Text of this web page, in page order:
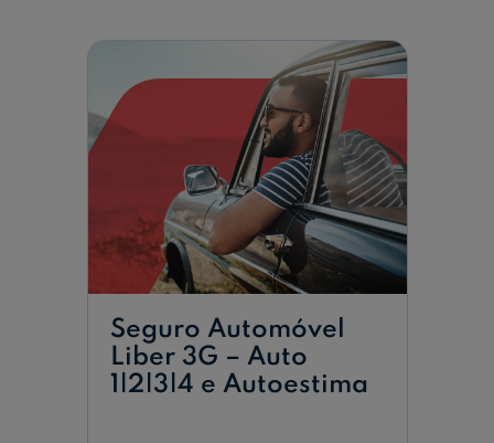
Seguro Automóvel
Liber 3G – Auto
1|2|3|4 e Autoestima